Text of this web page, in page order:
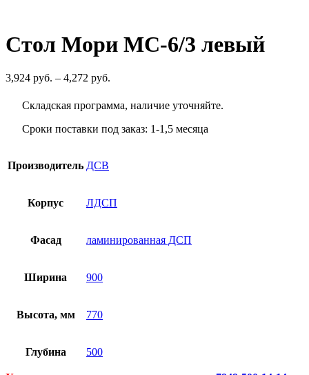
Стол Мори МС-6/3 левый
3,924 руб. – 4,272 руб.
3,924
руб.
–
Складская программа, наличие уточняйте.
Сроки поставки под заказ: 1-1,5 месяца
Производитель ДСВ
Корпус ЛДСП
Фасад ламинированная ДСП
Ширина 900
Высота, мм 770
Глубина 500